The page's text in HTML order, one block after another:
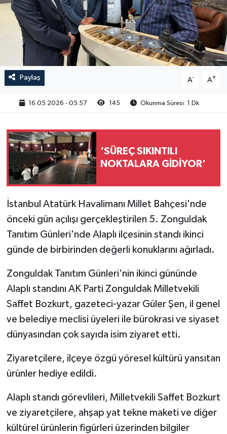
Paylaş A- A+
16.05.2026 - 05:57 145 Okunma Süresi: 1 Dk
‘SÜREÇ SIKINTILI
NOKTALARA GİDİYOR’
İstanbul Atatürk Havalimanı Millet Bahçesi'nde
önceki gün açılışı gerçekleştirilen 5. Zonguldak
Tanıtım Günleri'nde Alaplı ilçesinin standı ikinci
günde de birbirinden değerli konuklarını ağırladı.
Zonguldak Tanıtım Günleri'nin ikinci gününde
Alaplı standını AK Parti Zonguldak Milletvekili
Saffet Bozkurt, gazeteci-yazar Güler Şen, il genel
ve belediye meclisi üyeleri ile bürokrasi ve siyaset
dünyasından çok sayıda isim ziyaret etti.
Ziyaretçilere, ilçeye özgü yöresel kültürü yansıtan
ürünler hediye edildi.
Alaplı standı görevlileri, Milletvekili Saffet Bozkurt
ve ziyaretçilere, ahşap yat tekne maketi ve diğer
kültürel ürünlerin figürleri üzerinden bilgiler
RESMİ İLAN